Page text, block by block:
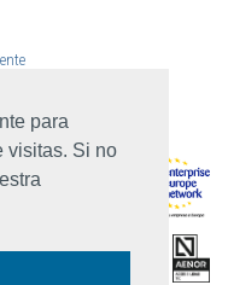
para
visitas. Si no